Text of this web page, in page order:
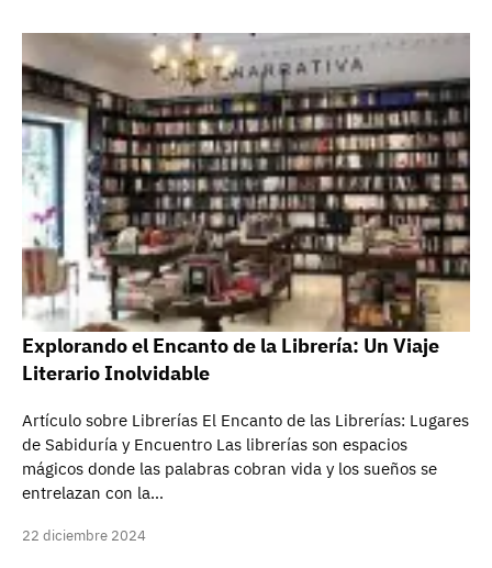
Explorando el Encanto de la Librería: Un Viaje
Literario Inolvidable
Artículo sobre Librerías El Encanto de las Librerías: Lugares
de Sabiduría y Encuentro Las librerías son espacios
mágicos donde las palabras cobran vida y los sueños se
entrelazan con la…
22 diciembre 2024